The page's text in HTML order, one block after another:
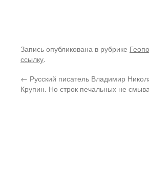
Запись опубликована в рубрике
ссылку.
← Русский писатель Владимир
Крупин. Но строк печальных не